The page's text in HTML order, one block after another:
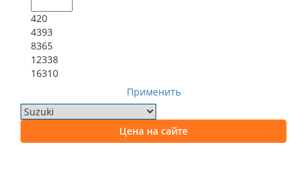
420
4393
8365
12338
16310
Применить
Цена на сайте